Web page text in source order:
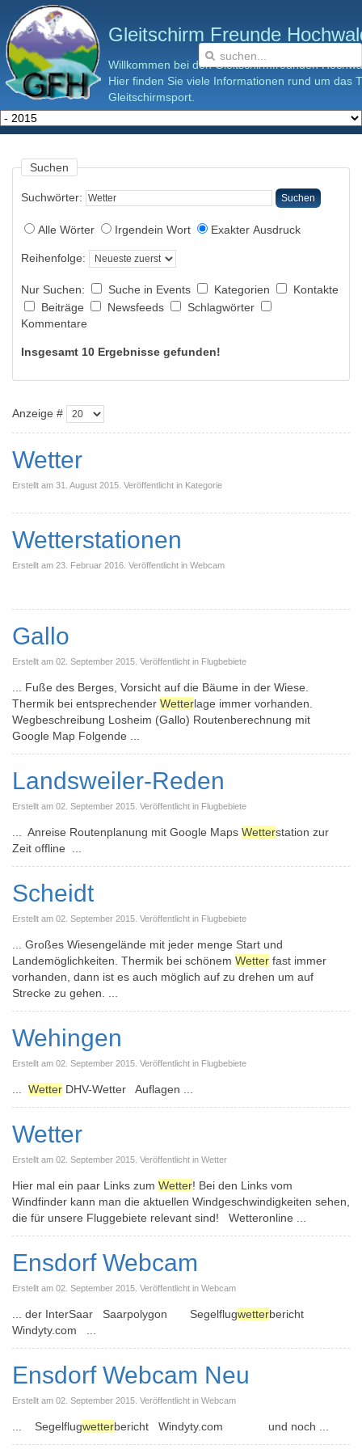
Gleitschirm Freunde
Willkommen bei den Gleitschirmfreunden
Hier finden Sie viele Informationen rund um das
Gleitschirmsport.
Suchen
Suchwörter: Suchen
Alle Wörter Irgendein Wort Exakter Ausdruck
Reihenfolge:
Nur Suchen: Suche in Events Kategorien
Kontakte
Beiträge
Newsfeeds
Schlagwörter
Kommentare
Insgesamt 10 Ergebnisse gefunden!
Anzeige #
Wetter
Erstellt am 31. August 2015. Veröffentlicht in Kategorie
Wetterstationen
Erstellt am 23. Februar 2016. Veröffentlicht in Webcam
Gallo
Erstellt am 02. September 2015. Veröffentlicht in Flugbebiete
... Fuße des Berges, Vorsicht auf die Bäume in der Wiese.
Thermik bei entsprechender Wetterlage immer vorhanden.
Wegbeschreibung Losheim (Gallo) Routenberechnung mit
Google Map Folgende ...
Landsweiler-Reden
Erstellt am 02. September 2015. Veröffentlicht in Flugbebiete
... Anreise Routenplanung mit Google Maps Wetterstation zur
Zeit offline ...
Scheidt
Erstellt am 02. September 2015. Veröffentlicht in Flugbebiete
... Großes Wiesengelände mit jeder menge Start und
Landemöglichkeiten. Thermik bei schönem Wetter fast immer
vorhanden, dann ist es auch möglich auf zu drehen um auf
Strecke zu gehen. ...
Wehingen
Erstellt am 02. September 2015. Veröffentlicht in Flugbebiete
Wetter DHV-Wetter Auflagen ...
Wetter
Erstellt am 02. September 2015. Veröffentlicht in Wetter
Hier mal ein paar Links zum Wetter! Bei den Links vom
Windfinder kann man die aktuellen Windgeschwindigkeiten sehen,
die für unsere Fluggebiete relevant sind! Wetteronline ...
Ensdorf Webcam
Erstellt am 02. September 2015. Veröffentlicht in Webcam
... der InterSaar Saarpolygon Segelflugwetterbericht
Windyty.com ...
Ensdorf Webcam Neu
Erstellt am 02. September 2015. Veröffentlicht in Webcam
... Segelflugwetterbericht Windyty.com und noch ...